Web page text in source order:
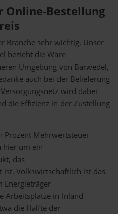
Online-Bestellung
Branche sehr wichtig. Unser
bezieht die Ware
Umgebung von Barwedel,
auch bei der Belieferung
wird dabei
die Effizienz in der Zustellung
Prozent Mehrwertsteuer
hier um ein
das
Volkswirtschaftlich ist das
Energieträger
Arbeitsplätze in Inland
die Hälfte der